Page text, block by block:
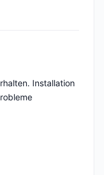
Installation